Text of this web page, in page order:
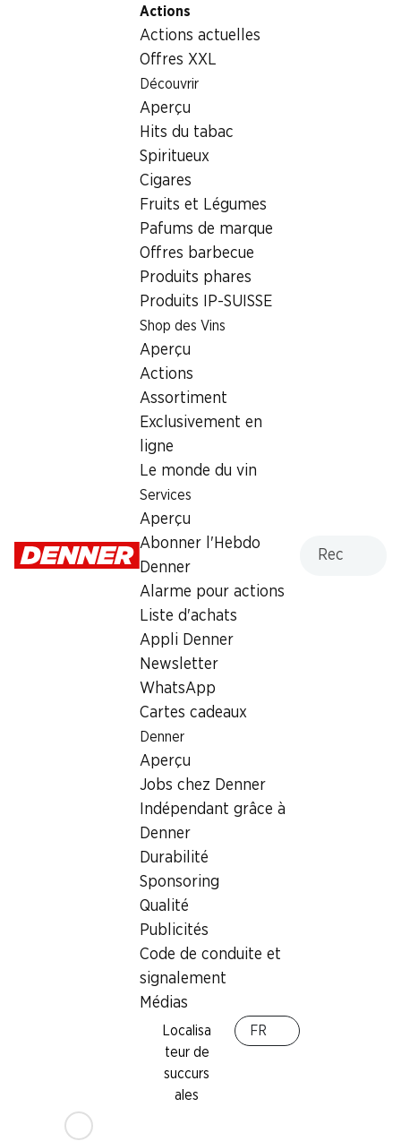
Actions
Actions actuelles
Offres XXL
Découvrir
Aperçu
Hits du tabac
Spiritueux
Cigares
Fruits et Légumes
Pafums de marque
Offres barbecue
Produits phares
Produits IP-SUISSE
Shop des Vins
Aperçu
Actions
Assortiment
Exclusivement en
ligne
Le monde du vin
Services
Aperçu
Abonner l'Hebdo
Denner
Alarme pour actions
Liste d'achats
Appli Denner
Newsletter
WhatsApp
Cartes cadeaux
Denner
Aperçu
Jobs chez Denner
Indépendant grâce à
Denner
Durabilité
Sponsoring
Qualité
Publicités
Code de conduite et
signalement
Médias
Localisa
teur de
succurs
ales
FR
Chocolat/sucreries
Lapin assis Pasqui Blanc Chocolat Bernrain
Lapin assis Pasqui Blanc
Chocolat Bernrain
Labels et distinctions
1034933
Les clients ont également
Croissants au cacao
au lieu de 4.90